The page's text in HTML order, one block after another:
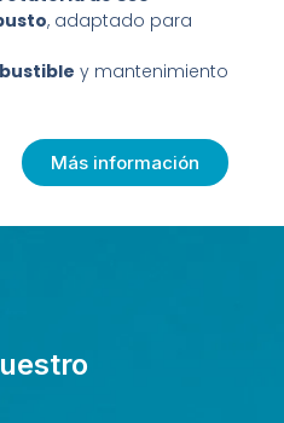
, adaptado para
y mantenimiento
Más información